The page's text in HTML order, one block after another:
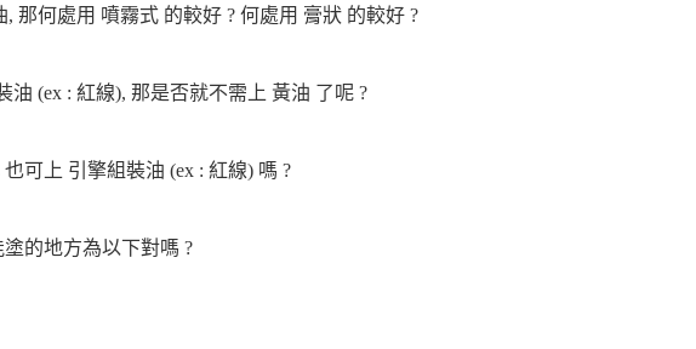
那何處用 噴霧式 的較好 ? 何處用 膏狀 的較好 ?
油 (ex : 紅線), 那是否就不需上 黃油 了呢 ?
可上 引擎組裝油 (ex : 紅線) 嗎 ?
的地方為以下對嗎 ?